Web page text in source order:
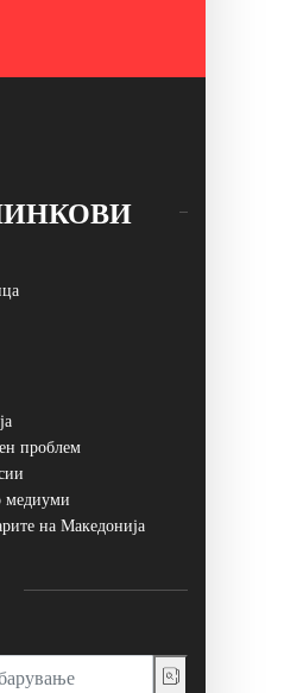
проблем
медиуми
на Македонија